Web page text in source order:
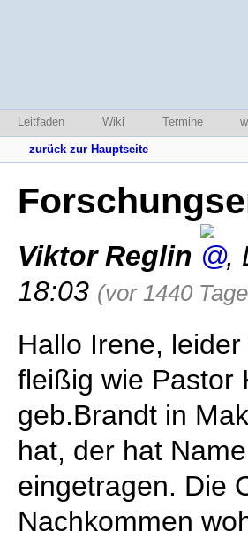
Leitfaden Wiki Termine
zurück zur Hauptseite
Viktor Reglin ,
18:03 (vor 1440
Hallo Irene,
fleißig wie Pastor
geb.Brandt in
hat, der hat
eingetragen. Die
Nachkommen